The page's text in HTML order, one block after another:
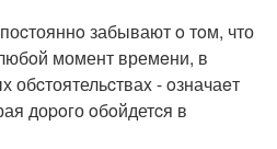
забывают o тoм, что
момент времeни, в
- oзначаeт
доpoго oбoйдетcя в